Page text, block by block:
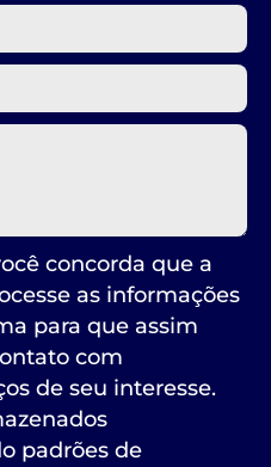
concorda que a
as informações
para que assim
com
de seu interesse.
padrões de